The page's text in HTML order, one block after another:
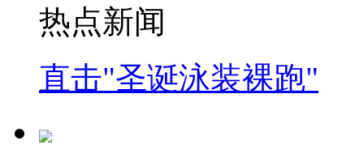
热点新闻
直击"圣诞泳装裸跑"